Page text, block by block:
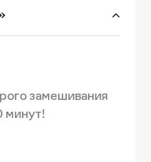
замешивания
минут!